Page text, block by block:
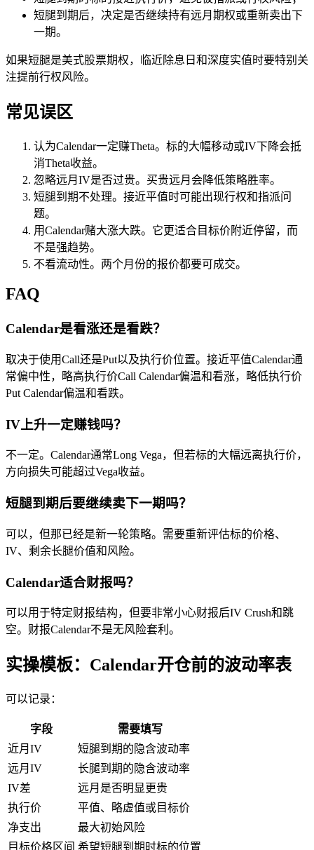
短腿到期后，决定是否继续持有远月期权或重新卖出下
一期。
如果短腿是美式股票期权，临近除息日和深度实值时要特别关
注提前行权风险。
常见误区
认为Calendar一定赚Theta。标的大幅移动或IV下降会抵
消Theta收益。
忽略远月IV是否过贵。买贵远月会降低策略胜率。
短腿到期不处理。接近平值时可能出现行权和指派问
题。
用Calendar赌大涨大跌。它更适合目标价附近停留，而
不是强趋势。
不看流动性。两个月份的报价都要可成交。
FAQ
Calendar是看涨还是看跌？
取决于使用Call还是Put以及执行价位置。接近平值Calendar通
常偏中性，略高执行价Call Calendar偏温和看涨，略低执行价
Put Calendar偏温和看跌。
IV上升一定赚钱吗？
不一定。Calendar通常Long Vega，但若标的大幅远离执行价，
方向损失可能超过Vega收益。
短腿到期后要继续卖下一期吗？
可以，但那已经是新一轮策略。需要重新评估标的价格、
IV、剩余长腿价值和风险。
Calendar适合财报吗？
可以用于特定财报结构，但要非常小心财报后IV Crush和跳
空。财报Calendar不是无风险套利。
实操模板：Calendar开仓前的波动率表
可以记录：
字段
需要填写
近月IV
短腿到期的隐含波动率
远月IV
长腿到期的隐含波动率
IV差
远月是否明显更贵
执行价
平值、略虚值或目标价
净支出
最大初始风险
目标价格区间 希望短腿到期时标的位置